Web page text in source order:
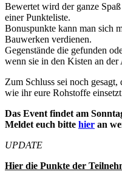
Bewertet wird der ganze
einer Punkteliste.
Bonuspunkte kann man sich
Bauwerken verdienen.
Gegenstände die gefunden
wenn sie in den Kisten an
Zum Schluss sei noch
wie ihr eure Rohstoffe
Das Event findet am
Meldet euch bitte hier an
UPDATE
Hier die Punkte der